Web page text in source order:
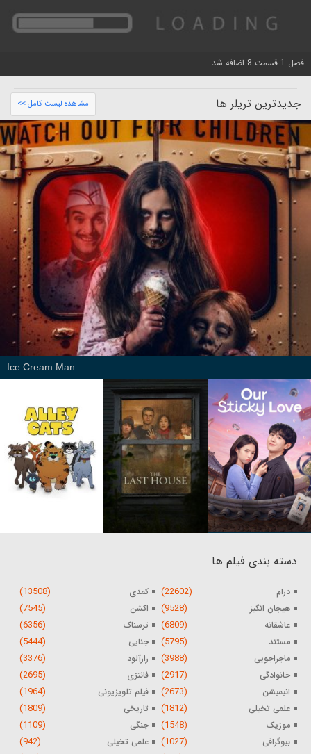
فصل 1 قسمت 8 اضافه شد
جدیدترین تریلر ها مشاهده لیست کامل >>
Ice Cream Man
دسته بندی فیلم ها
درام (22602) کمدی (13508)
هیجان انگیز (9528) اکشن (7545)
عاشقانه (6809) ترسناک (6356)
مستند (5795) جنایی (5444)
ماجراجویی (3988) رازآلود (3376)
خانوادگی (2917) فانتزی (2695)
انیمیشن (2673) فیلم تلویزیونی (1964)
علمی تخیلی (1812) تاریخی (1809)
موزیک (1548) جنگی (1109)
بیوگرافی (1027) علمی تخیلی (942)